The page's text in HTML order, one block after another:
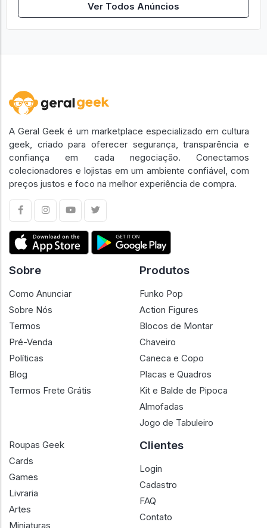
Ver Todos Anúncios
A Geral Geek é um marketplace especializado em cultura
geek, criado para oferecer segurança, transparência e
confiança em cada negociação. Conectamos
colecionadores e lojistas em um ambiente confiável, com
preços justos e foco na melhor experiência de compra.
Sobre
Como Anunciar
Sobre Nós
Termos
Pré-Venda
Políticas
Blog
Termos Frete Grátis
Produtos
Funko Pop
Action Figures
Blocos de Montar
Chaveiro
Caneca e Copo
Placas e Quadros
Kit e Balde de Pipoca
Almofadas
Jogo de Tabuleiro
Roupas Geek
Cards
Games
Livraria
Artes
Miniaturas
Clientes
Login
Cadastro
FAQ
Contato